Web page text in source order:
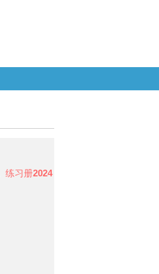
练习册2024